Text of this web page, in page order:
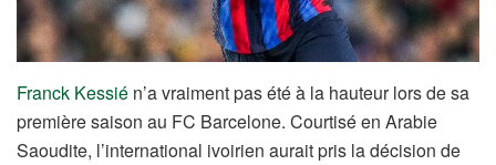
Franck Kessié n’a vraiment pas été à la hauteur lors de sa
première saison au FC Barcelone. Courtisé en Arabie
Saoudite, l’international ivoirien aurait pris la décision de